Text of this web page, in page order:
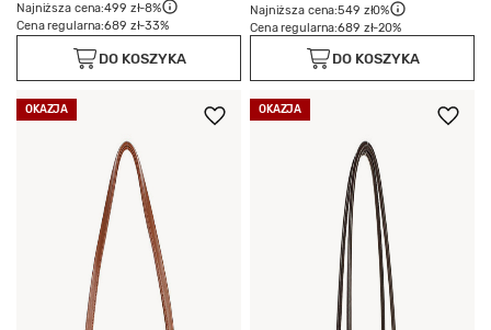
Najniższa cena:499 zł-8%
Cena regularna:689 zł-33%
DO KOSZYKA
Najniższa cena:549 zł0%
Cena regularna:689 zł-20%
DO KOSZYKA
OKAZJA OKAZJA